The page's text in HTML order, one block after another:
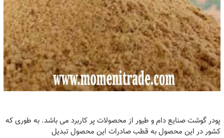
پودر گوشت صنایع دام و طیور از محصولات پر کاربرد می باشد. به طوری که
کشور در این محصول به قطب صادرات این محصول تبدیل